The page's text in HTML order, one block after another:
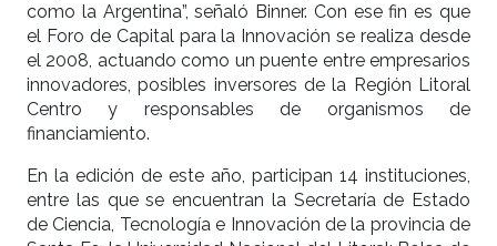
como la Argentina”, señaló Binner. Con ese fin es que
el Foro de Capital para la Innovación se realiza desde
el 2008, actuando como un puente entre empresarios
innovadores, posibles inversores de la Región Litoral
Centro y responsables de organismos de
financiamiento.
En la edición de este año, participan 14 instituciones,
entre las que se encuentran la Secretaría de Estado
de Ciencia, Tecnología e Innovación de la provincia de